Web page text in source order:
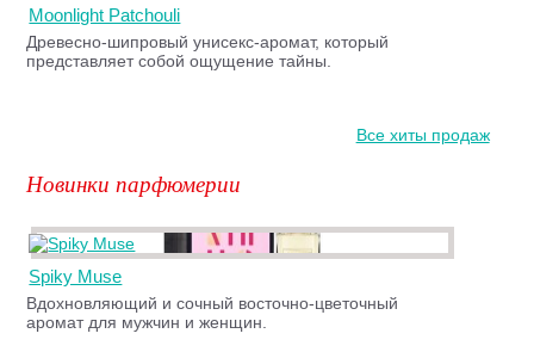
Moonlight Patchouli
Древесно-шипровый унисекс-аромат, который
представляет собой ощущение тайны.
Все хиты продаж
Новинки парфюмерии
Spiky Muse
Вдохновляющий и сочный восточно-цветочный
аромат для мужчин и женщин.